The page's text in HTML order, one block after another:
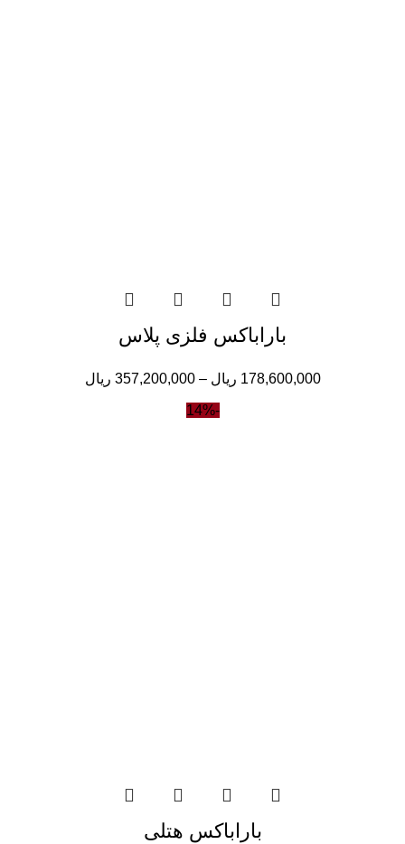
باراباکس فلزی پلاس
178,600,000 ریال –
357,200,000 ریال
-14%
باراباکس هتلی